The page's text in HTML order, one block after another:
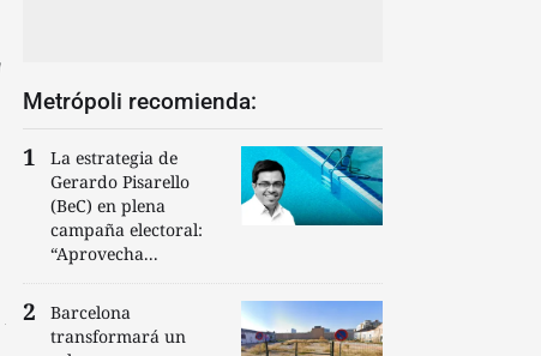
Metrópoli recomienda:
La estrategia de
Gerardo Pisarello
(BeC) en plena
campaña electoral:
“Aprovecha...
Barcelona
transformará un